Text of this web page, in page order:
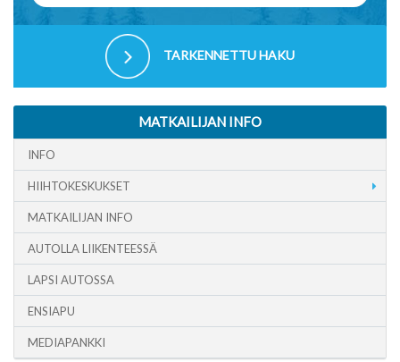
TARKENNETTU HAKU
MATKAILIJAN INFO
INFO
HIIHTOKESKUKSET
MATKAILIJAN INFO
AUTOLLA LIIKENTEESSÄ
LAPSI AUTOSSA
ENSIAPU
MEDIAPANKKI